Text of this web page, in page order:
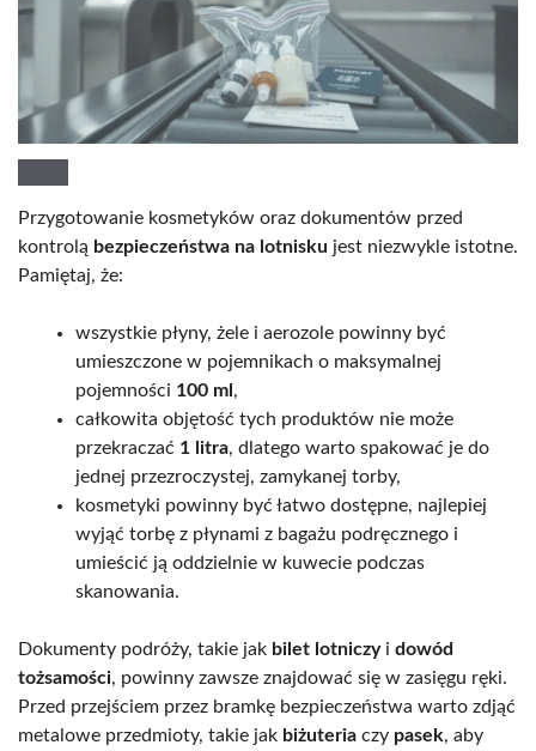
Przygotowanie kosmetyków oraz dokumentów przed
kontrolą bezpieczeństwa na lotnisku jest niezwykle istotne.
Pamiętaj, że:
wszystkie płyny, żele i aerozole powinny być
umieszczone w pojemnikach o maksymalnej
pojemności 100 ml ,
całkowita objętość tych produktów nie może
przekraczać 1 litra, dlatego warto spakować je do
jednej przezroczystej, zamykanej torby,
kosmetyki powinny być łatwo dostępne, najlepiej
wyjąć torbę z płynami z bagażu podręcznego i
umieścić ją oddzielnie w kuwecie podczas
skanowania.
Dokumenty podróży, takie jak bilet lotniczyi dowód
tożsamości, powinny zawsze znajdować się w zasięgu ręki.
Przed przejściem przez bramkę bezpieczeństwa warto zdjąć
metalowe przedmioty, takie jak biżuteria czy pasek, aby